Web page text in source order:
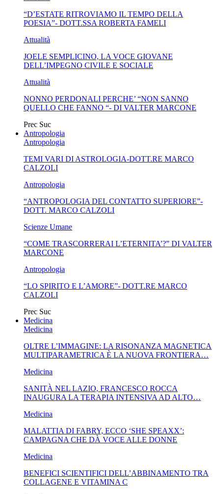
SENSO IN...
“D’ESTATE RITROVIAMO IL TEMPO DELLA
POESIA”- DOTT.SSA ROBERTA FAMELI
Attualità
JOELE SEMPLICINO, LA VOCE GIOVANE
DELL’IMPEGNO CIVILE E SOCIALE
Attualità
NONNO PERDONALI PERCHE’ “NON SANNO
QUELLO CHE FANNO “- DI VALTER MARCONE
Prec Suc
Antropologia
Antropologia
TEMI VARI DI ASTROLOGIA-DOTT.RE MARCO
CALZOLI
Antropologia
“ANTROPOLOGIA DEL CONTATTO SUPERIORE”-
DOTT. MARCO CALZOLI
Scienze Umane
“COME TRASCORRERAI L’ETERNITA’?” DI VALTER
MARCONE
Antropologia
“LO SPIRITO E L’AMORE”- DOTT.RE MARCO
CALZOLI
Prec Suc
Medicina
Medicina
OLTRE L’IMMAGINE: LA RISONANZA MAGNETICA
MULTIPARAMETRICA È LA NUOVA FRONTIERA…
Medicina
SANITÀ NEL LAZIO, FRANCESCO ROCCA
INAUGURA LA TERAPIA INTENSIVA AD ALTO…
Medicina
MALATTIA DI FABRY, ECCO ‘SHE SPEAXX’:
CAMPAGNA CHE DÀ VOCE ALLE DONNE
Medicina
BENEFICI SCIENTIFICI DELL’ABBINAMENTO TRA
COLLAGENE E VITAMINA C